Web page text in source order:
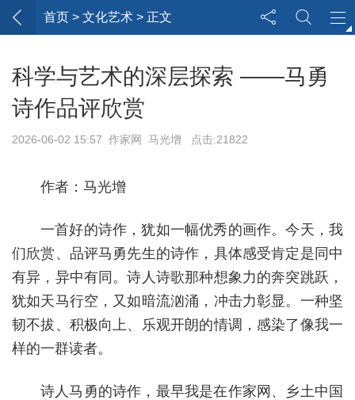
首页 > 文化艺术 > 正文
科学与艺术的深层探索 ——马勇
诗作品评欣赏
2026-06-02 15:57 作家网 马光增 点击:21822
作者：马光增
一首好的诗作，犹如一幅优秀的画作。今天，我
们欣赏、品评马勇先生的诗作，具体感受肯定是同中
有异，异中有同。诗人诗歌那种想象力的奔突跳跃，
犹如天马行空，又如暗流汹涌，冲击力彰显。一种坚
韧不拔、积极向上、乐观开朗的情调，感染了像我一
样的一群读者。
诗人马勇的诗作，最早我是在作家网、乡土中国